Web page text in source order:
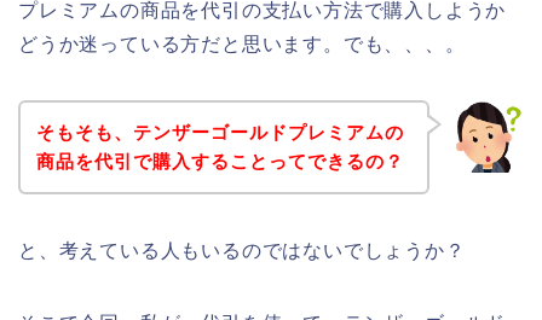
プレミアムの商品を代引の支払い方法で購入しようか
どうか迷っている方だと思います。でも、、、。
そもそも、テンザーゴールドプレミアムの
商品を代引で購入することってできるの？
と、考えている人もいるのではないでしょうか？